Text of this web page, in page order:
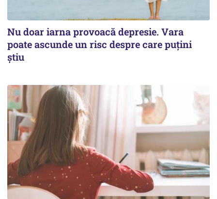
Nu doar iarna provoacă depresie. Vara
poate ascunde un risc despre care puțini
știu